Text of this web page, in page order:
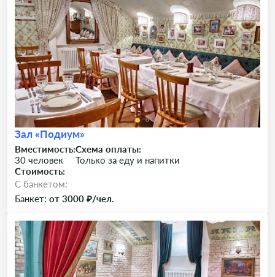
Зал «Подиум»
Вместимость:
30 человек
Схема оплаты:
Только за еду и напитки
Стоимость:
C банкетом:
Банкет: от 3000 ₽/чел.